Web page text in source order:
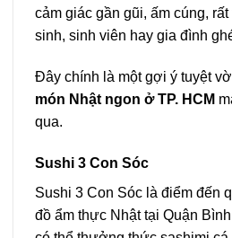
cảm giác gần gũi, ấm cúng,
sinh, sinh viên hay gia đình
Đây chính là một gợi ý tuyệt
món Nhật ngon ở TP. HCM
qua.
Sushi 3 Con Sóc
Sushi 3 Con Sóc là điểm đến
đồ ẩm thực Nhật tại Quận